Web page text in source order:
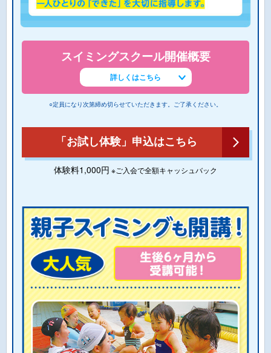
スイミングスクール開催概要
詳しくはこちら
○定員になり次第締め切らせていただきます。ご了承ください。
「お試し体験」申込はこちら
体験料1,000円 ※ご入会で全額キャッシュバック